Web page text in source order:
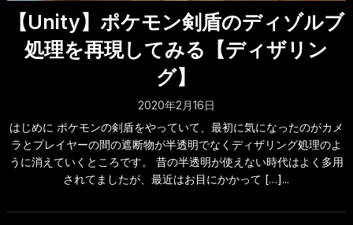
【Unity】ポケモン剣盾のディゾルブ
処理を再現してみる【ディザリン
グ】
2020年2月16日
はじめに ポケモンの剣盾をやっていて、最初に気になったのがカメ
ラとプレイヤーの間の遮断物が半透明でなくディザリング処理のよ
うに消えていくところです。 昔の半透明が使えない時代はよく多用
されてましたが、最近はお目にかかって […]...